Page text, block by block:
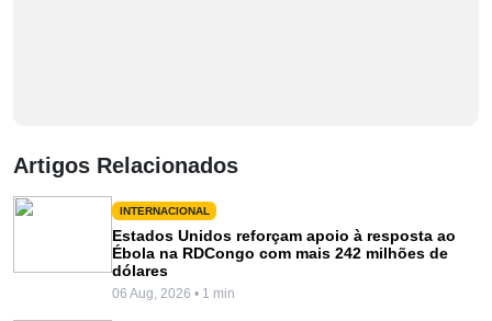
Artigos Relacionados
INTERNACIONAL
Estados Unidos reforçam apoio à resposta ao
Ébola na RDCongo com mais 242 milhões de
dólares
06 Aug, 2026 • 1 min